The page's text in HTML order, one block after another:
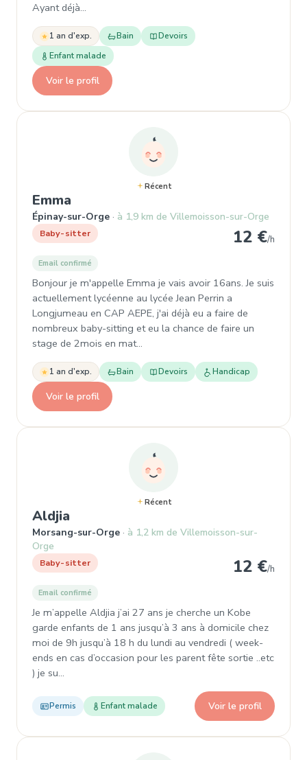
Ayant déjà…
1 an d'exp. Bain
Devoirs
Enfant malade
Voir le profil
Récent
Emma
Épinay-sur-Orge à 1,9 km de Villemoisson-sur-Orge
Baby-sitter 12 €/h
Email confirmé
Bonjour je m'appelle Emma je vais avoir 16ans. Je suis
actuellement lycéenne au lycée Jean Perrin a
Longjumeau en CAP AEPE, j'ai déjà eu a faire de
nombreux baby-sitting et eu la chance de faire un
stage de 2mois en mat…
1 an d'exp. Bain Devoirs Handicap
Voir le profil
Récent
Aldjia
Morsang-sur-Orge
à 1,2 km de Villemoisson-sur-
Orge
Baby-sitter 12 €/h
Email confirmé
Je m’appelle Aldjia j’ai 27 ans je cherche un Kobe
garde enfants de 1 ans jusqu’à 3 ans à domicile chez
moi de 9h jusqu’à 18 h du lundi au vendredi ( week-
ends en cas d’occasion pour les parent fête sortie ..etc
) je su…
Permis Enfant malade Voir le profil